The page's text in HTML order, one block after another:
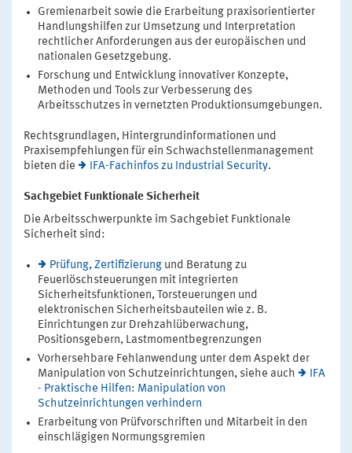
Gremienarbeit sowie die Erarbeitung praxisorientierter
Handlungshilfen zur Umsetzung und Interpretation
rechtlicher Anforderungen aus der europäischen und
nationalen Gesetzgebung.
Forschung und Entwicklung innovativer Konzepte,
Methoden und Tools zur Verbesserung des
Arbeitsschutzes in vernetzten Produktionsumgebungen.
Rechtsgrundlagen, Hintergrundinformationen und
Praxisempfehlungen für ein Schwachstellenmanagement
bieten die
IFA-Fachinfos zu Industrial Security.
Sachgebiet Funktionale Sicherheit
Die Arbeitsschwerpunkte im Sachgebiet Funktionale
Sicherheit sind:
Prüfung, Zertifizierungund Beratung zu
Feuerlöschsteuerungen mit integrierten
Sicherheitsfunktionen, Torsteuerungen und
elektronischen Sicherheitsbauteilen wie z. B.
Einrichtungen zur Drehzahlüberwachung,
Positionsgebern, Lastmomentbegrenzungen
Vorhersehbare Fehlanwendung unter dem Aspekt der
Manipulation von Schutzeinrichtungen, siehe auch
IFA
- Praktische Hilfen: Manipulation von
Schutzeinrichtungen verhindern
Erarbeitung von Prüfvorschriften und Mitarbeit in den
einschlägigen Normungsgremien